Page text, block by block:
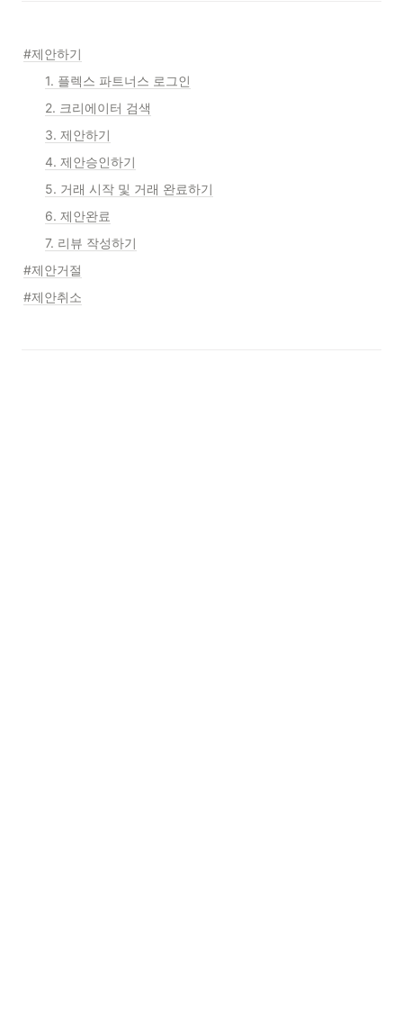
#제안하기
1. 플렉스 파트너스 로그인
2. 크리에이터 검색
3. 제안하기
4. 제안승인하기
5. 거래 시작 및 거래 완료하기
6. 제안완료
7. 리뷰 작성하기
#제안거절
#제안취소